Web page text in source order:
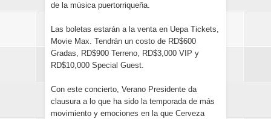
de la música puertorriqueña.
Las boletas estarán a la venta en Uepa Tickets,
Movie Max. Tendrán un costo de RD$600
Gradas, RD$900 Terreno, RD$3,000 VIP y
RD$10,000 Special Guest.
Con este concierto, Verano Presidente da
clausura a lo que ha sido la temporada de más
movimiento y emociones en la que Cerveza